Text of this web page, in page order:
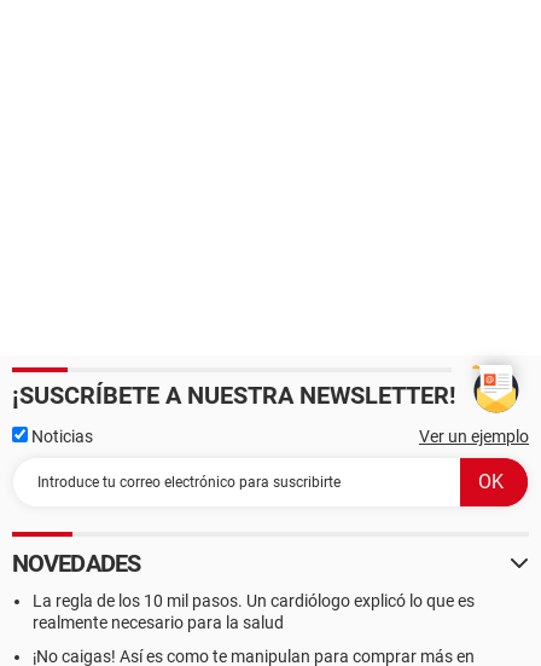
¡SUSCRÍBETE A NUESTRA NEWSLETTER!
Noticias Ver un ejemplo
NOVEDADES
La regla de los 10 mil pasos. Un cardiólogo explicó lo que es
realmente necesario para la salud
¡No caigas! Así es como te manipulan para comprar más en